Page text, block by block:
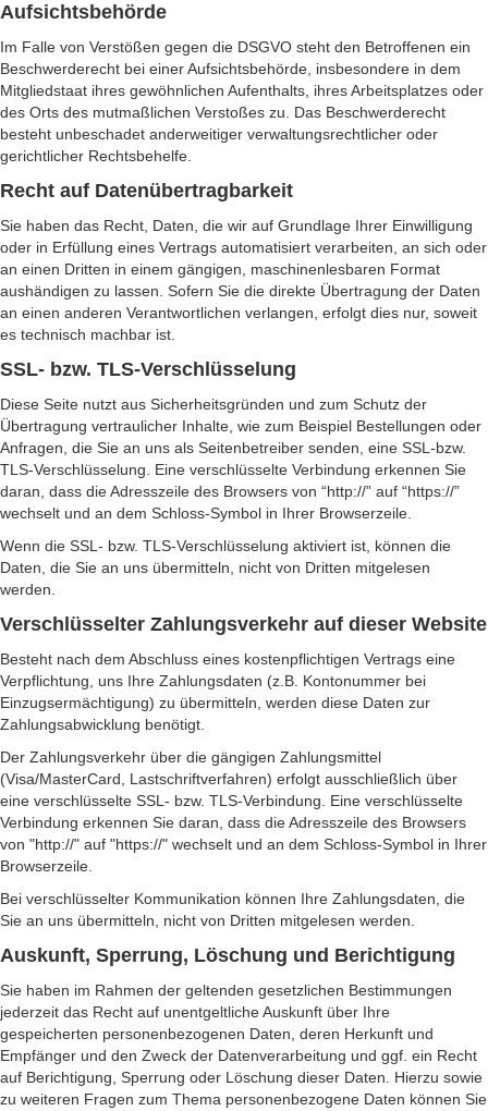
Aufsichtsbehörde
Im Falle von Verstößen gegen die DSGVO steht den Betroffenen ein
Beschwerderecht bei einer Aufsichtsbehörde, insbesondere in dem
Mitgliedstaat ihres gewöhnlichen Aufenthalts, ihres Arbeitsplatzes oder
des Orts des mutmaßlichen Verstoßes zu. Das Beschwerderecht
besteht unbeschadet anderweitiger verwaltungsrechtlicher oder
gerichtlicher Rechtsbehelfe.
Recht auf Datenübertragbarkeit
Sie haben das Recht, Daten, die wir auf Grundlage Ihrer Einwilligung
oder in Erfüllung eines Vertrags automatisiert verarbeiten, an sich oder
an einen Dritten in einem gängigen, maschinenlesbaren Format
aushändigen zu lassen. Sofern Sie die direkte Übertragung der Daten
an einen anderen Verantwortlichen verlangen, erfolgt dies nur, soweit
es technisch machbar ist.
SSL- bzw. TLS-Verschlüsselung
Diese Seite nutzt aus Sicherheitsgründen und zum Schutz der
Übertragung vertraulicher Inhalte, wie zum Beispiel Bestellungen oder
Anfragen, die Sie an uns als Seitenbetreiber senden, eine SSL-bzw.
TLS-Verschlüsselung. Eine verschlüsselte Verbindung erkennen Sie
daran, dass die Adresszeile des Browsers von “http://” auf “https://”
wechselt und an dem Schloss-Symbol in Ihrer Browserzeile.
Wenn die SSL- bzw. TLS-Verschlüsselung aktiviert ist, können die
Daten, die Sie an uns übermitteln, nicht von Dritten mitgelesen
werden.
Verschlüsselter Zahlungsverkehr auf dieser Website
Besteht nach dem Abschluss eines kostenpflichtigen Vertrags eine
Verpflichtung, uns Ihre Zahlungsdaten (z.B. Kontonummer bei
Einzugsermächtigung) zu übermitteln, werden diese Daten zur
Zahlungsabwicklung benötigt.
Der Zahlungsverkehr über die gängigen Zahlungsmittel
(Visa/MasterCard, Lastschriftverfahren) erfolgt ausschließlich über
eine verschlüsselte SSL- bzw. TLS-Verbindung. Eine verschlüsselte
Verbindung erkennen Sie daran, dass die Adresszeile des Browsers
von "http://" auf "https://" wechselt und an dem Schloss-Symbol in Ihrer
Browserzeile.
Bei verschlüsselter Kommunikation können Ihre Zahlungsdaten, die
Sie an uns übermitteln, nicht von Dritten mitgelesen werden.
Auskunft, Sperrung, Löschung und Berichtigung
Sie haben im Rahmen der geltenden gesetzlichen Bestimmungen
jederzeit das Recht auf unentgeltliche Auskunft über Ihre
gespeicherten personenbezogenen Daten, deren Herkunft und
Empfänger und den Zweck der Datenverarbeitung und ggf. ein Recht
auf Berichtigung, Sperrung oder Löschung dieser Daten. Hierzu sowie
zu weiteren Fragen zum Thema personenbezogene Daten können Sie